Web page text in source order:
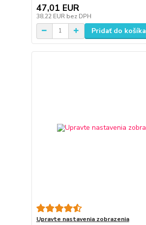
47,01 EUR
38,22 EUR bez DPH
Pridať do košíka
Upravte nastavenia zobrazenia